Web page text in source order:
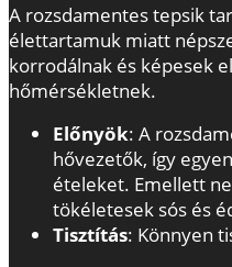
A rozsdamentes tepsik
élettartamuk miatt
korrodálnak és képesek
hőmérsékletnek.
Előnyök: A
hővezetők, így
ételeket. Emellett
tökéletesek sós és
Tisztítás: Könnyen